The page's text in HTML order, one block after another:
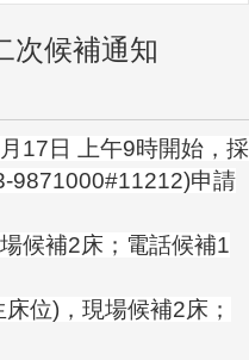
次候補通知
17日 上午9時開始，採
9871000#11212)申請
候補2床；電話候補1
位)，現場候補2床；